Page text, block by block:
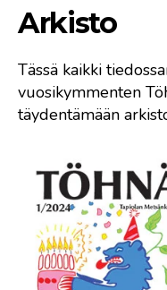
Arkisto
Tässä kaikki
vuosikymmenten
täydentämään